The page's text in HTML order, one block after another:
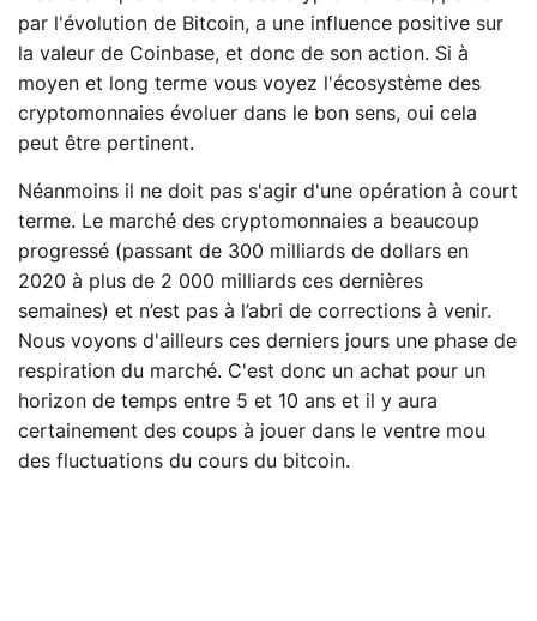
par l'évolution de Bitcoin, a une influence positive sur
la valeur de Coinbase, et donc de son action. Si à
moyen et long terme vous voyez l'écosystème des
cryptomonnaies évoluer dans le bon sens, oui cela
peut être pertinent.
Néanmoins il ne doit pas s'agir d'une opération à court
terme. Le marché des cryptomonnaies a beaucoup
progressé (passant de 300 milliards de dollars en
2020 à plus de 2 000 milliards ces dernières
semaines) et n’est pas à l’abri de corrections à venir.
Nous voyons d'ailleurs ces derniers jours une phase de
respiration du marché. C'est donc un achat pour un
horizon de temps entre 5 et 10 ans et il y aura
certainement des coups à jouer dans le ventre mou
des fluctuations du cours du bitcoin.